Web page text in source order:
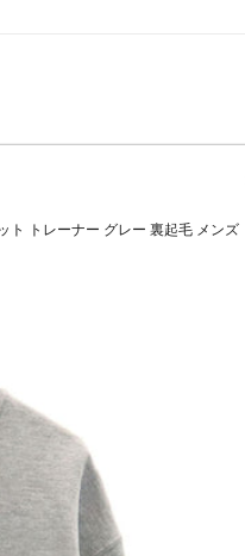
ト トレーナー グレー 裏起毛 メンズ